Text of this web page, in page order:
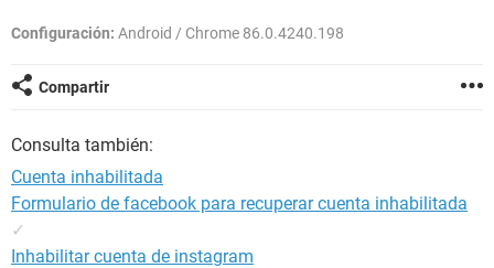
Configuración: Android / Chrome 86.0.4240.198
Compartir
Consulta también:
Cuenta inhabilitada
Formulario de facebook para recuperar cuenta inhabilitada
✓
Inhabilitar cuenta de instagram